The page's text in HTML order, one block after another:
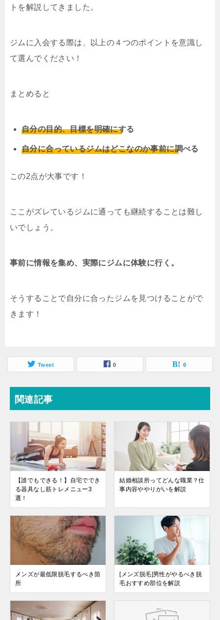
トを解説してきました。
ジムに入会する際は、以上の４つのポイントを意識し
て選んでください！
まとめると
自分の目的、目標を明確にする
自分に合っているジムはどこなのか事前に調べる
この2点が大事です！
ここがズレているジムに通っても継続することは難し
いでしょう。
事前に情報を集め、実際にジムに体験に行く。
そうすることで自分に合ったジムを見つけることがで
きます！
Tweet 0 0
関連記事
【誰でもできる！】自宅ででき
る器具なし筋トレメニュー3
選！
結婚相談所ってどんな職業？仕
事内容ややりがいを解説
メンズが最低限脱毛するべき箇
所
[メンズ脱毛]男性がやるべき脱
毛おすすめ部位を解説